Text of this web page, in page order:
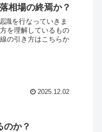
相場の終焉か？
識を行なっていきま
を理解しているもの
の引き方はこちらか
2025.12.02
のか？